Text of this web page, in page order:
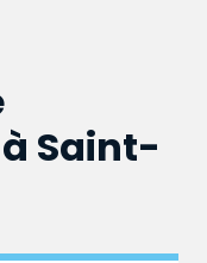
Saint-